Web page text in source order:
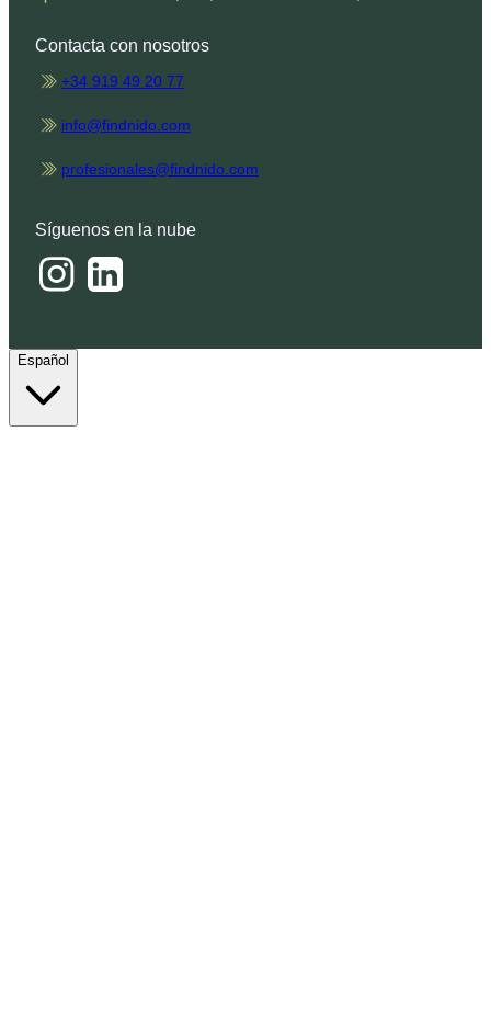
Contacta con nosotros
+34 919 49 20 77
info@findnido.com
profesionales@findnido.com
Síguenos en la nube
Español